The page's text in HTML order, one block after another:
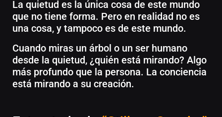
La quietud es la única cosa de este mundo
que no tiene forma. Pero en realidad no es
una cosa, y tampoco es de este mundo.
Cuando miras un árbol o un ser humano
desde la quietud, ¿quién está mirando? Algo
más profundo que la persona. La conciencia
está mirando a su creación.